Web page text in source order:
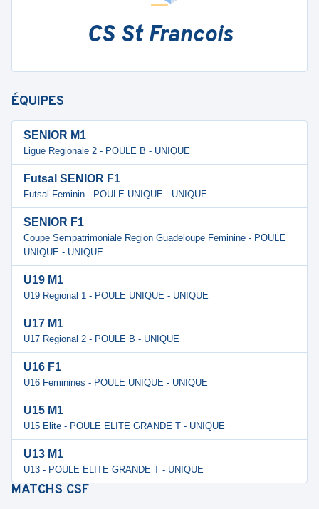
CS St Francois
ÉQUIPES
SENIOR M1
Ligue Regionale 2 - POULE B - UNIQUE
Futsal SENIOR F1
Futsal Feminin - POULE UNIQUE - UNIQUE
SENIOR F1
Coupe Sempatrimoniale Region Guadeloupe Feminine - POULE
UNIQUE - UNIQUE
U19 M1
U19 Regional 1 - POULE UNIQUE - UNIQUE
U17 M1
U17 Regional 2 - POULE B - UNIQUE
U16 F1
U16 Feminines - POULE UNIQUE - UNIQUE
U15 M1
U15 Elite - POULE ELITE GRANDE T - UNIQUE
U13 M1
U13 - POULE ELITE GRANDE T - UNIQUE
MATCHS CSF